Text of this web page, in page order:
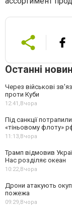
Останні
Через військові
проти Куби
12:41,Вчора
Під санкції
«тіньовому флоту»
11:13,Вчора
Трамп відмовив
Нас розділяє океан
10:22,Вчора
Дрони атакують
пожежа
09:29,Вчора